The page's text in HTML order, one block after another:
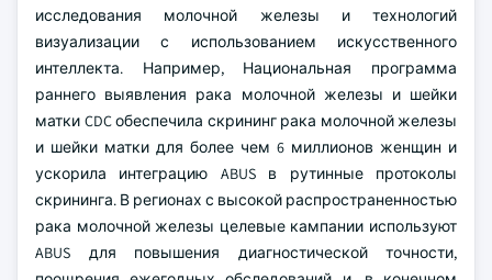
исследования молочной железы и технологий
визуализации с использованием искусственного
интеллекта. Например, Национальная программа
раннего выявления рака молочной железы и шейки
матки CDC обеспечила скрининг рака молочной железы
и шейки матки для более чем 6 миллионов женщин и
ускорила интеграцию ABUS в рутинные протоколы
скрининга. В регионах с высокой распространенностью
рака молочной железы целевые кампании используют
ABUS для повышения диагностической точности,